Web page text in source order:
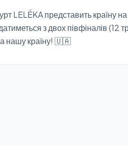
LELÉKA представить країну
з двох півфіналів (12
нашу країну! 🇺🇦